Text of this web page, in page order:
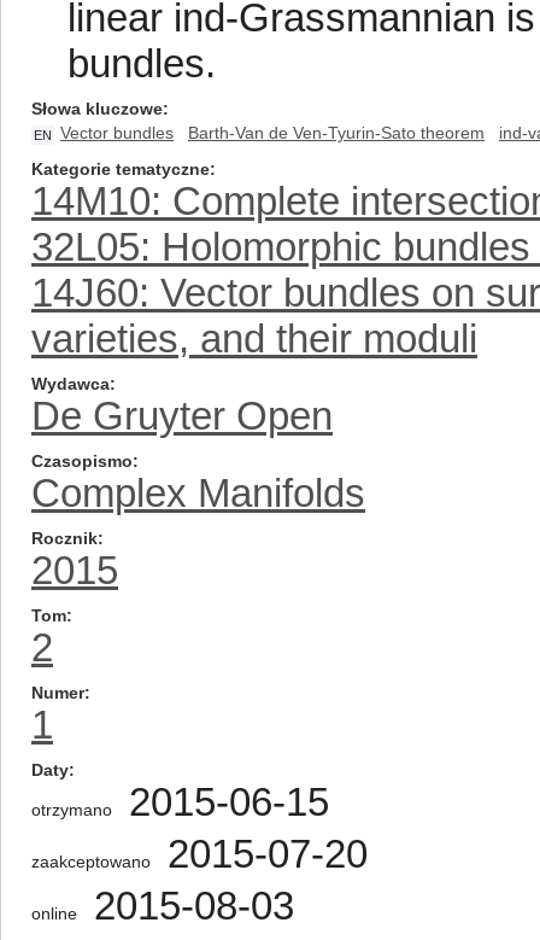
linear ind-Grassmannian
bundles.
Słowa kluczowe
EN Vector bundles Barth-Van de Ven-Tyurin-Sato theorem
ind-
Kategorie tematyczne
14M10: Complete
32L05: Holomorphic
14J60: Vector bundles on
varieties, and their moduli
Wydawca
De Gruyter Open
Czasopismo
Complex Manifolds
Rocznik
2015
Tom
2
Numer
1
Daty
otrzymano 2015-06-15
zaakceptowano 2015-07-20
online 2015-08-03